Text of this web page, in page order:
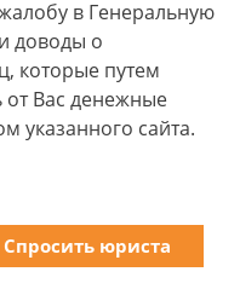
в Генеральную
доводы о
которые путем
от Вас денежные
указанного сайта.
Спросить юриста